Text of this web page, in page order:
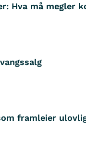
Hva må megler
framleier